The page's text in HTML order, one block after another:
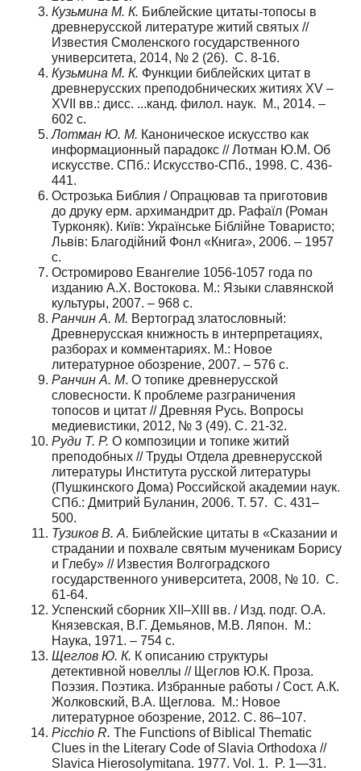
Кузьмина М. К. Библейские цитаты-топосы в
древнерусской литературе житий святых //
Известия Смоленского государственного
университета, 2014, № 2 (26). С. 8-16.
Кузьмина М. К. Функции библейских цитат в
древнерусских преподобнических житиях XV –
XVII вв.: дисс. ...канд. филол. наук. М., 2014. –
602 с.
Лотман Ю. М. Каноническое искусство как
информационный парадокс // Лотман Ю.М. Об
искусстве. СПб.: Искусство-СПб., 1998. С. 436-
441.
Острозька Библия / Опрацював та приготовив
до друку ерм. архимандрит др. Рафаїл (Роман
Турконяк). Київ: Українське Бiблiйне Товаристо;
Львiв: Благодiйний Фонл «Книга», 2006. – 1957
с.
Остромирово Евангелие 1056-1057 года по
изданию А.Х. Востокова. М.: Языки славянской
культуры, 2007. – 968 с.
Ранчин А. М. Вертоград златословный:
Древнерусская книжность в интерпретациях,
разборах и комментариях. М.: Новое
литературное обозрение, 2007. – 576 с.
Ранчин А. М. О топике древнерусской
словесности. К проблеме разграничения
топосов и цитат // Древняя Русь. Вопросы
медиевистики, 2012, № 3 (49). С. 21-32.
Руди Т. Р. О композиции и топике житий
преподобных // Труды Отдела древнерусской
литературы Института русской литературы
(Пушкинского Дома) Российской академии наук.
СПб.: Дмитрий Буланин, 2006. Т. 57. С. 431–
500.
Тузиков В. А. Библейские цитаты в «Сказании и
страдании и похвале святым мученикам Борису
и Глебу» // Известия Волгоградского
государственного университета, 2008, № 10. С.
61-64.
Успенский сборник XII–XIII вв. / Изд. подг. О.А.
Князевская, В.Г. Демьянов, М.В. Ляпон. М.:
Наука, 1971. – 754 с.
Щеглов Ю. К. К описанию структуры
детективной новеллы // Щеглов Ю.К. Проза.
Поэзия. Поэтика. Избранные работы / Сост. А.К.
Жолковский, В.А. Щеглова. М.: Новое
литературное обозрение, 2012. С. 86–107.
Picchio R. The Functions of Biblical Thematic
Clues in the Literary Code of Slavia Orthodoxa //
Slavica Hierosolymitana. 1977. Vol. 1. P. 1—31.